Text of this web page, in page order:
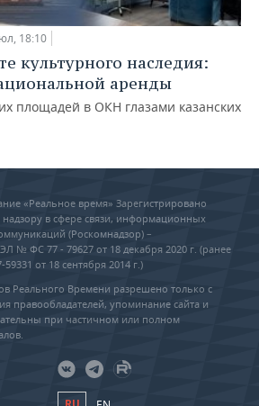
18:10
культурного наследия:
аренды
площадей в ОКН глазами казанских
«Реальное время» Зарегистрировано
в сфере связи, информационных
(Роскомнадзор) –
№ ФС 77 - 79627 от 18 декабря 2020 г. (ранее
от 18 сентября 2014 г.)
Реального Времени разрешено только с
правообладателей, упоминание сайта и
при частичном или полном